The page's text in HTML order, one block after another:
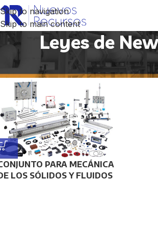
Skip to navigation
Skip to main content
Leyes de
Inicio Productos etiquetados “Leyes
PARA MECÁNICA
LOS SÓLIDOS Y FLUIDOS